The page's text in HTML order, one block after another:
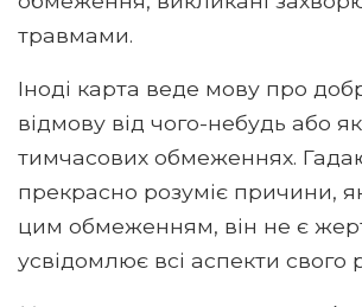
травмами.
Іноді карта веде мову про
відмову від чого-небудь або
тимчасових обмеженнях.
прекрасно розуміє причини,
цим обмеженням, він не є
усвідомлює всі аспекти свого